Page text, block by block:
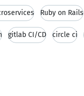
Ruby on Rails
gitlab CI/CD circle ci